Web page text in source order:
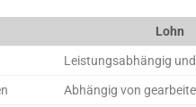
Lohn
Leistungsabhängig
Abhängig von